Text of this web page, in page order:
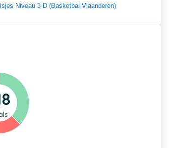
Niveau 3 D (Basketbal Vlaanderen)